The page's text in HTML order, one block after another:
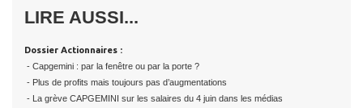
LIRE AUSSI...
Dossier Actionnaires :
- Capgemini : par la fenêtre ou par la porte ?
- Plus de profits mais toujours pas d’augmentations
- La grève CAPGEMINI sur les salaires du 4 juin dans les médias